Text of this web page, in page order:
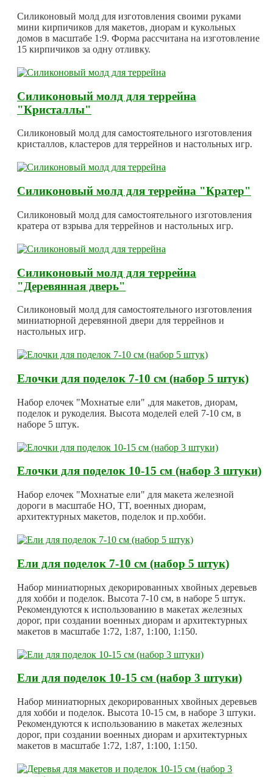
Силиконовый молд для изготовления своими руками
мини кирпичиков для макетов, диорам и кукольных
домов в масштабе 1:9. Форма рассчитана на изготовление
15 кирпичиков за одну отливку.
Силиконовый молд для террейна
"Кристаллы"
Силиконовый молд для самостоятельного изготовления
кристаллов, кластеров для террейнов и настольных игр.
Силиконовый молд для террейна "Кратер"
Силиконовый молд для самостоятельного изготовления
кратера от взрыва для террейнов и настольных игр.
Силиконовый молд для террейна
"Деревянная дверь"
Силиконовый молд для самостоятельного изготовления
миниатюрной деревянной двери для террейнов и
настольных игр.
Елочки для поделок 7-10 см (набор 5 штук)
Набор елочек "Мохнатые ели" ,для макетов, диорам,
поделок и рукоделия. Высота моделей елей 7-10 см, в
наборе 5 штук.
Елочки для поделок 10-15 см (набор 3 штуки)
Набор елочек "Мохнатые ели" для макета железной
дороги в масштабе HO, TT, военных диорам,
архитектурных макетов, поделок и пр.хобби.
Ели для поделок 7-10 см (набор 5 штук)
Набор миниатюрных декорированных хвойных деревьев
для хобби и поделок. Высота 7-10 см, в наборе 5 штук.
Рекомендуются к использованию в макетах железных
дорог, при создании военных диорам и архитектурных
макетов в масштабе 1:72, 1:87, 1:100, 1:150.
Ели для поделок 10-15 см (набор 3 штуки)
Набор миниатюрных декорированных хвойных деревьев
для хобби и поделок. Высота 10-15 см, в наборе 3 штуки.
Рекомендуются к использованию в макетах железных
дорог, при создании военных диорам и архитектурных
макетов в масштабе 1:72, 1:87, 1:100, 1:150.